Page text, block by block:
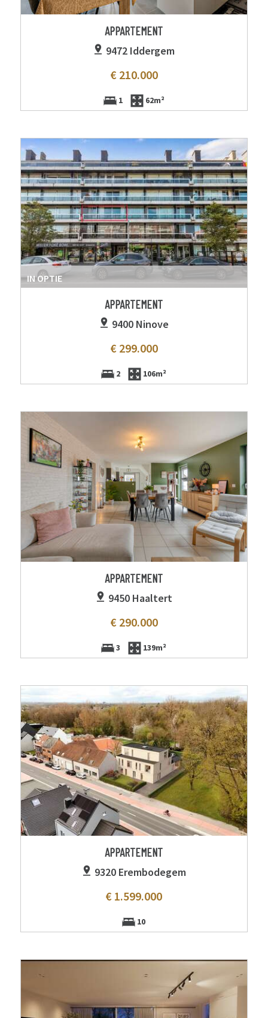
APPARTEMENT
9472 Iddergem
€ 210.000
1 62m²
IN OPTIE
APPARTEMENT
9400 Ninove
€ 299.000
2 106m²
APPARTEMENT
9450 Haaltert
€ 290.000
3 139m²
APPARTEMENT
9320 Erembodegem
€ 1.599.000
10